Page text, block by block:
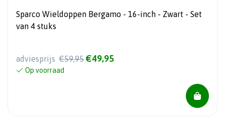
Sparco Wieldoppen Bergamo - 16-inch - Zwart - Set
van 4 stuks
adviesprijs €59,95 €49,95
Op voorraad